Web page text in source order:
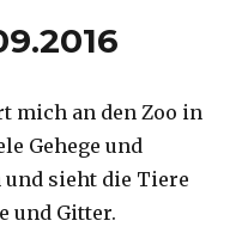
Perth
mich an den Zoo in
Gehege und
sieht die Tiere
und Gitter.